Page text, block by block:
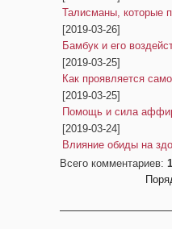
Талисманы, которые
[2019-03-26]
Бамбук и его
[2019-03-25]
Как проявляется
[2019-03-25]
Помощь и сила
[2019-03-24]
Влияние обиды на
Всего комментариев: